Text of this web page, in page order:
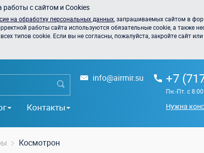
с сайтом и Cookies
на обработку персональных данных , запрашиваемых сайтом в
работы сайта используются обязательные cookie, а также
типов cookie. Если вы не согласны, пожалуйста, закройте сайт или
Контакты
info@airmir.su +7
Пн.-Пт. с
Нужна
Космотрон